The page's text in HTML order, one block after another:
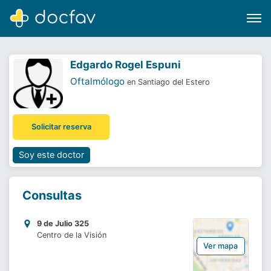
Software para clínicas
¿Eres un doctor?
Edgardo Rogel Espuni
Oftalmólogo en Santiago del Estero
Solicitar reserva
Soy este doctor
Consultas
9 de Julio 325
Centro de la Visión
Ver mapa